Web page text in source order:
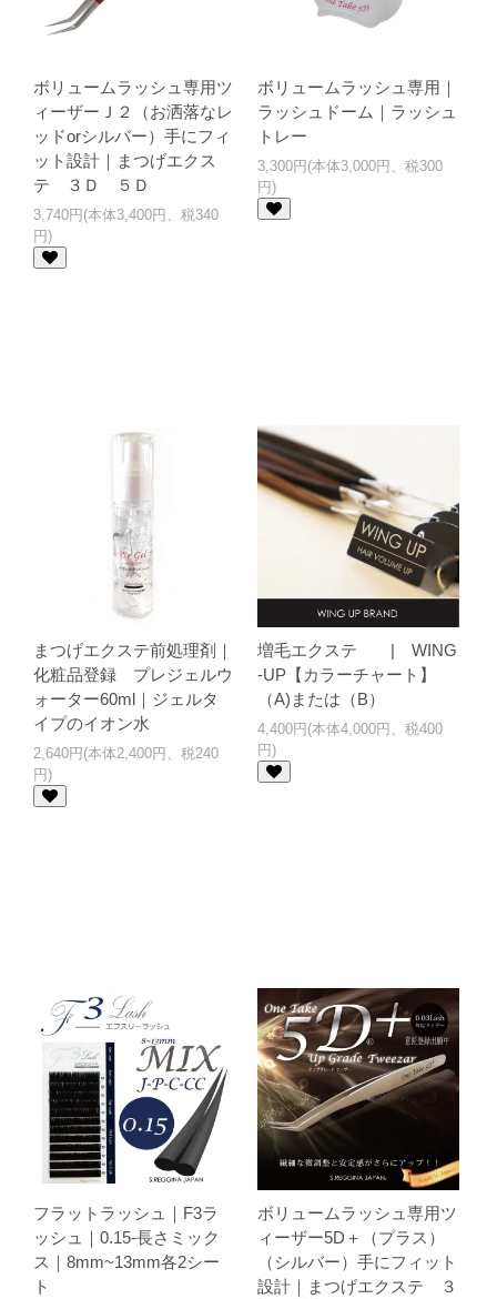
ボリュームラッシュ専用ツ
ィーザーＪ２（お洒落なレ
ッドorシルバー）手にフィ
ット設計｜まつげエクス
テ ３Ｄ ５Ｄ
3,740円(本体3,400円、税340
円)
ボリュームラッシュ専用｜
ラッシュドーム｜ラッシュ
トレー
3,300円(本体3,000円、税300
円)
まつげエクステ前処理剤｜
化粧品登録 プレジェルウ
ォーター60ml｜ジェルタ
イプのイオン水
2,640円(本体2,400円、税240
円)
増毛エクステ | WING
-UP【カラーチャート】
（A)または（B）
4,400円(本体4,000円、税400
円)
フラットラッシュ｜F3ラ
ッシュ｜0.15-長さミック
ス｜8mm~13mm各2シー
ト
ボリュームラッシュ専用ツ
ィーザー5D＋（プラス）
（シルバー）手にフィット
設計｜まつげエクステ ３